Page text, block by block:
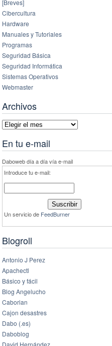
[Breves]
Cibercultura
Hardware
Manuales y Tutoriales
Programas
Seguridad Básica
Seguridad Informática
Sistemas Operativos
Webmaster
Archivos
Archivos
En tu e-mail
Daboweb día a día vía e-mail
Introduce tu e-mail:
Un servicio de FeedBurner
Blogroll
Antonio J Perez
Apachectl
Básico y fácil
Blog Angelucho
Caborian
Cajon desastres
Dabo (.es)
Daboblog
David Hernández